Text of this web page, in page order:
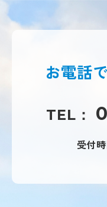
お電話
TEL：
受付